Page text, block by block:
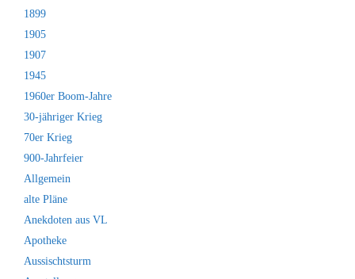
1899
1905
1907
1945
1960er Boom-Jahre
30-jähriger Krieg
70er Krieg
900-Jahrfeier
Allgemein
alte Pläne
Anekdoten aus VL
Apotheke
Aussischtsturm